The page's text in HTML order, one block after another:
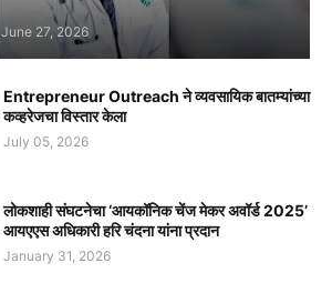
June 27, 2026
Entrepreneur Outreach ने व्यवसायिक बातम्यांच्या
कव्हरेजचा विस्तार केला
July 05, 2026
लोकशाही संघटनेचा ‘आयकॉनिक चेंज मेकर अवॉर्ड 2025’
आयएएस अधिकारी हरि चंदना यांना प्रदान
January 31, 2026